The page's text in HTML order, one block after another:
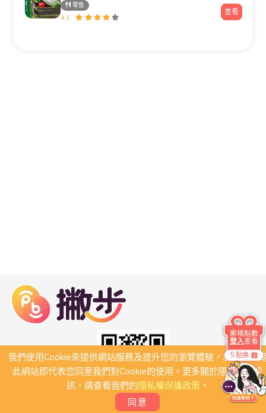
零售
4.1
查看
我們使用Cookie來提供網站服務及提升您的瀏覽體驗，若繼續瀏
此網站即代表您同意我們對Cookie的使用。更多關於隱私保護資
訊，請查看我們的隱私權保護政策。
同意
5 點換
累積點數
登入查看